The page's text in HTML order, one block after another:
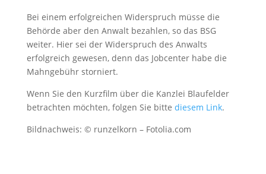
Bei einem erfolgreichen Widerspruch müsse die
Behörde aber den Anwalt bezahlen, so das BSG
weiter. Hier sei der Widerspruch des Anwalts
erfolgreich gewesen, denn das Jobcenter habe die
Mahngebühr storniert.
Wenn Sie den Kurzfilm über die Kanzlei Blaufelder
betrachten möchten, folgen Sie bitte diesem Link.
Bildnachweis: © runzelkorn – Fotolia.com